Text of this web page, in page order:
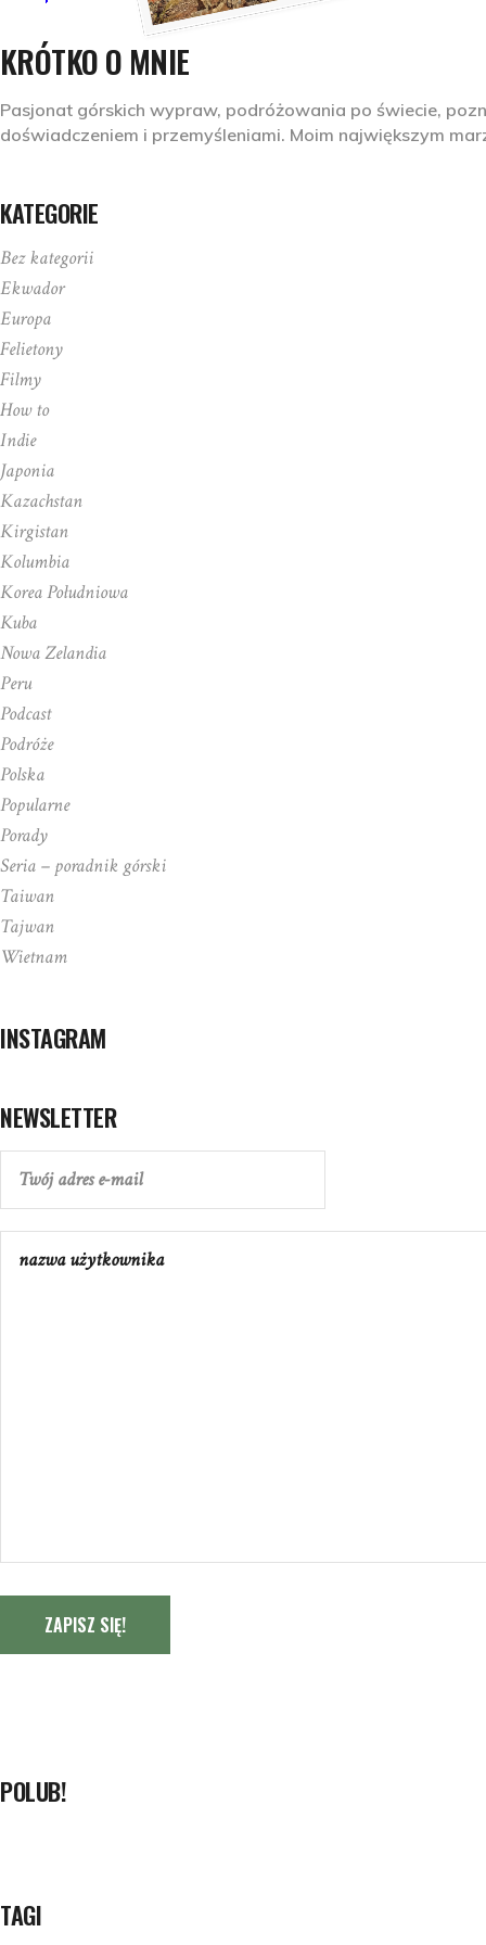
KRÓTKO O MNIE
Pasjonat górskich wypraw, podróżowania po świecie,
doświadczeniem i przemyśleniami. Moim największym
KATEGORIE
Bez kategorii
Ekwador
Europa
Felietony
Filmy
How to
Indie
Japonia
Kazachstan
Kirgistan
Kolumbia
Korea Południowa
Kuba
Nowa Zelandia
Peru
Podcast
Podróże
Polska
Popularne
Porady
Seria – poradnik górski
Taiwan
Tajwan
Wietnam
INSTAGRAM
NEWSLETTER
ZAPISZ SIĘ!
POLUB!
TAGI